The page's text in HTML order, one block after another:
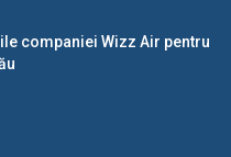
companiei Wizz Air pentru